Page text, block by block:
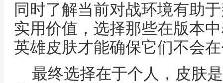
同时了解当前对战环境有助
实用价值，选择那些在版本
英雄皮肤才能确保它们不会
最终选择在于个人，皮肤